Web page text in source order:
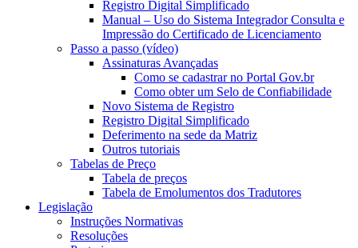
Registro Digital Simplificado
Manual – Uso do Sistema Integrador Consulta e
Impressão do Certificado de Licenciamento
Passo a passo (vídeo)
Assinaturas Avançadas
Como se cadastrar no Portal Gov.br
Como obter um Selo de Confiabilidade
Novo Sistema de Registro
Registro Digital Simplificado
Deferimento na sede da Matriz
Outros tutoriais
Tabelas de Preço
Tabela de preços
Tabela de Emolumentos dos Tradutores
Legislação
Instruções Normativas
Resoluções